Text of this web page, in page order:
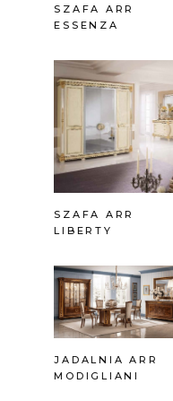
SZAFA ARR
ESSENZA
SZAFA ARR
LIBERTY
JADALNIA ARR
MODIGLIANI